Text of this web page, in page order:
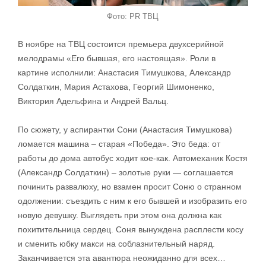
Фото: PR ТВЦ
В ноябре на ТВЦ состоится премьера двухсерийной
мелодрамы «Его бывшая, его настоящая». Роли в
картине исполнили: Анастасия Тимушкова, Александр
Солдаткин, Мария Астахова, Георгий Шимоненко,
Виктория Адельфина и Андрей Вальц.
По сюжету, у аспирантки Сони (Анастасия Тимушкова)
ломается машина – старая «Победа». Это беда: от
работы до дома автобус ходит кое-как. Автомеханик Костя
(Александр Солдаткин) – золотые руки — соглашается
починить развалюху, но взамен просит Соню о странном
одолжении: съездить с ним к его бывшей и изобразить его
новую девушку. Выглядеть при этом она должна как
похитительница сердец. Соня вынуждена расплести косу
и сменить юбку макси на соблазнительный наряд.
Заканчивается эта авантюра неожиданно для всех…